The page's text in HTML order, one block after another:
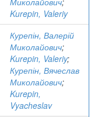
Kurepin, Valeriy
Курепін, Валерій
Миколайович;
Kurepin, Valeriy;
Курепін, Вячеслав
Миколайович;
Kurepin,
Vyacheslav